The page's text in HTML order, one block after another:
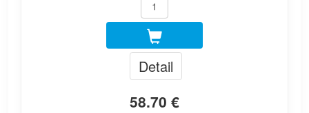
Detail
58.70 €